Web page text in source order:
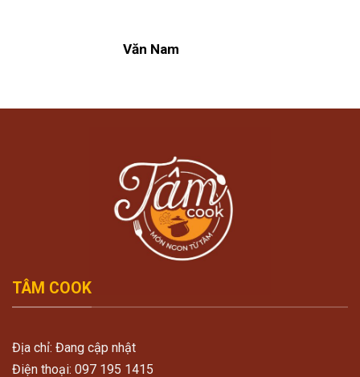
Văn Nam
TÂM COOK
Địa chỉ: Đang cập nhật
Điện thoại: 097 195 1415